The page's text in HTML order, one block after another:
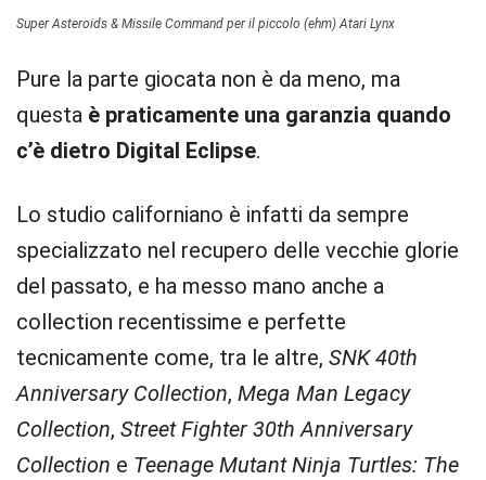
Super Asteroids & Missile Command per il piccolo (ehm) Atari Lynx
Pure la parte giocata non è da meno, ma
questa è praticamente una garanzia quando
c’è dietro Digital Eclipse.
Lo studio californiano è infatti da sempre
specializzato nel recupero delle vecchie glorie
del passato, e ha messo mano anche a
collection recentissime e perfette
tecnicamente come, tra le altre, SNK 40th
Anniversary Collection, Mega Man Legacy
Collection, Street Fighter 30th Anniversary
Collection e Teenage Mutant Ninja Turtles: The